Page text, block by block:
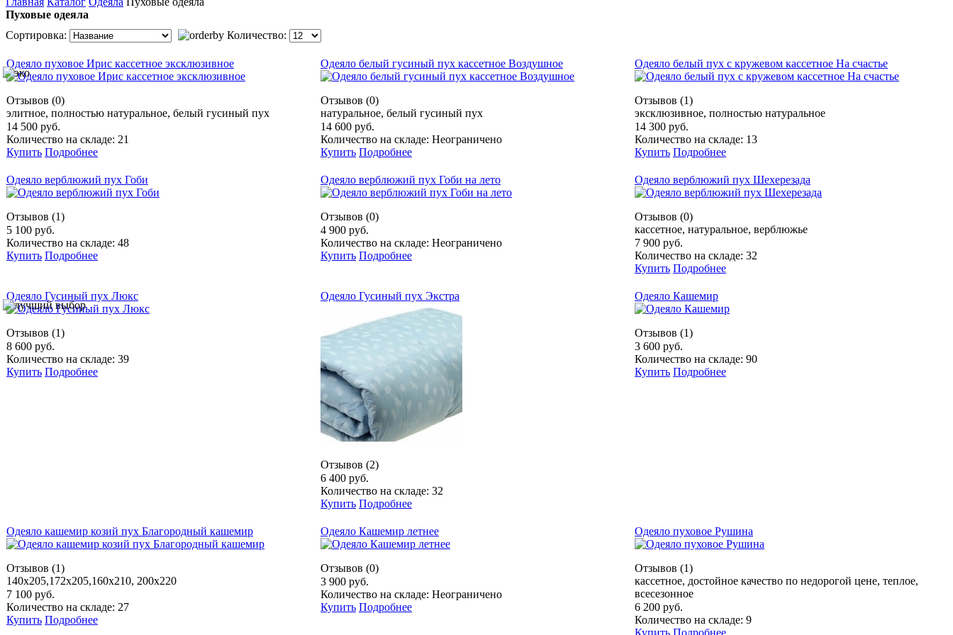
Пуховые одеяла
Сортировка:
Количество:
Одеяло пуховое Ирис кассетное эксклюзивное
Отзывов (0)
элитное, полностью натуральное, белый гусиный пух
14 500 руб.
Количество на складе: 21
Купить Подробнее
Одеяло белый гусиный пух кассетное Воздушное
Отзывов (0)
натуральное, белый гусиный пух
14 600 руб.
Количество на складе: Неограничено
Купить Подробнее
Одеяло белый пух с кружевом кассетное На счастье
Отзывов (1)
эксклюзивное, полностью натуральное
14 300 руб.
Количество на складе: 13
Купить Подробнее
Одеяло верблюжий пух Гоби
Отзывов (1)
5 100 руб.
Количество на складе: 48
Купить Подробнее
Одеяло верблюжий пух Гоби на лето
Отзывов (0)
4 900 руб.
Количество на складе: Неограничено
Купить Подробнее
Одеяло верблюжий пух Шехерезада
Отзывов (0)
кассетное, натуральное, верблюжье
7 900 руб.
Количество на складе: 32
Купить Подробнее
Одеяло Гусиный пух Люкс
Отзывов (1)
8 600 руб.
Количество на складе: 39
Купить Подробнее
Одеяло Гусиный пух Экстра
Отзывов (2)
6 400 руб.
Количество на складе: 32
Купить Подробнее
Одеяло Кашемир
Отзывов (1)
3 600 руб.
Количество на складе: 90
Купить Подробнее
Одеяло кашемир козий пух Благородный кашемир
Отзывов (1)
140х205,172х205,160х210, 200х220
7 100 руб.
Количество на складе: 27
Купить Подробнее
Одеяло Кашемир летнее
Отзывов (0)
3 900 руб.
Количество на складе: Неограничено
Купить Подробнее
Одеяло пуховое Рушина
Отзывов (1)
кассетное, достойное качество по недорогой цене, теплое,
всесезонное
6 200 руб.
Количество на складе: 9
Купить Подробнее